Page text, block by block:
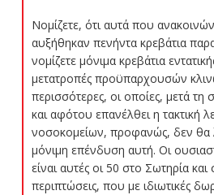
Νομίζετε, ότι αυτά που
αυξήθηκαν πενήντα κρεβάτια
νομίζετε μόνιμα κρεβάτια
μετατροπές προϋπαρχουσών
περισσότερες, οι οποίες, μετά τη
και αφότου επανέλθει η τακτική
νοσοκομείων, προφανώς, δεν θα
μόνιμη επένδυση αυτή. Οι
είναι αυτές οι 50 στο Σωτηρία και
περιπτώσεις, που με ιδιωτικές